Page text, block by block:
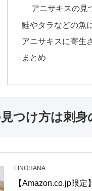
アニサキスの
鮭やタラなどの魚
アニサキスに寄生
まとめ
つけ方は刺身
LINOHANA
【Amazon.co.jp限